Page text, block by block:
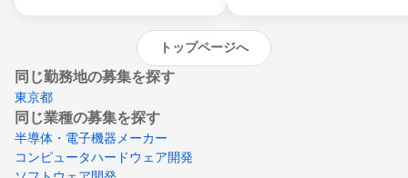
トップページへ
同じ勤務地の募集を探す
東京都
同じ業種の募集を探す
半導体・電子機器メーカー
コンピュータハードウェア開発